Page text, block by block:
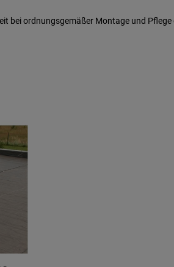
bei ordnungsgemäßer Montage und